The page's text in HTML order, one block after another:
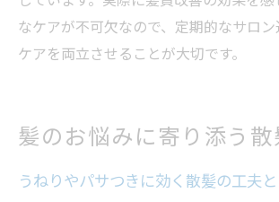
なケアが不可欠なので、定期的なサロ
ケアを両立させることが大切です。
髪のお悩みに寄り添う
うねりやパサつきに効く散髪の工夫